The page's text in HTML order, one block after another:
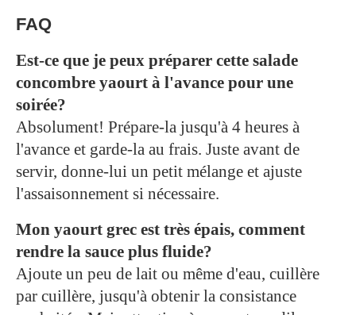
FAQ
Est-ce que je peux préparer cette salade
concombre yaourt à l'avance pour une
soirée?
Absolument! Prépare-la jusqu'à 4 heures à
l'avance et garde-la au frais. Juste avant de
servir, donne-lui un petit mélange et ajuste
l'assaisonnement si nécessaire.
Mon yaourt grec est très épais, comment
rendre la sauce plus fluide?
Ajoute un peu de lait ou même d'eau, cuillère
par cuillère, jusqu'à obtenir la consistance